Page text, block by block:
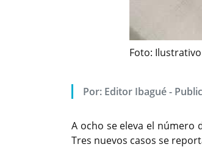
Foto:
Por: Editor Ibagué -
A ocho se eleva el número
Tres nuevos casos se